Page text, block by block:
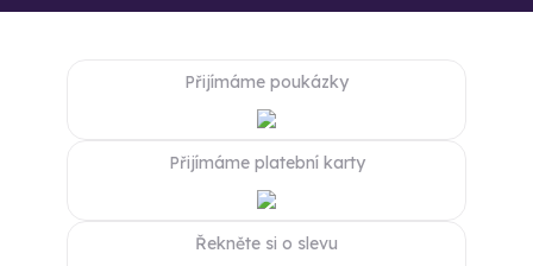
Přijímáme poukázky
Přijímáme platební karty
Řekněte si o slevu